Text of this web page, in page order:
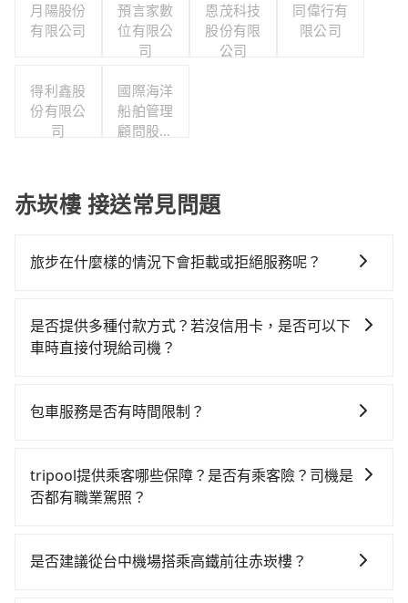
公司
月陽股份
有限公司
預言家數
位有限公
司
恩茂科技
股份有限
公司
同偉行有
限公司
得利鑫股
份有限公
司
國際海洋
船舶管理
顧問股份
赤崁樓 接送常見問題
旅步在什麼樣的情況下會拒載或拒絕服務呢？
原因，司機有權拒絕服務： 1) 當日搭車人數或行李超過
訂購時填寫的數量。請務必確實填寫當日實際攜帶的行
童的安全，依道路交通安全規則規定，四歲以下的孩童
是否提供多種付款方式？若沒信用卡，是否可以下
車時直接付現給司機？
(VISA/MasterCard/JCB)、簽帳卡 (金融信用卡) 和
櫃檯繳費，或者利用 ATM 完成匯款。
包車服務是否有時間限制？
程安排。
tripool提供乘客哪些保障？是否有乘客險？司機是
否都有職業駕照？
查，符合職業駕駛資格的司機入隊服務，所提供之車輛
是否建議從台中機場搭乘高鐵前往赤崁樓？